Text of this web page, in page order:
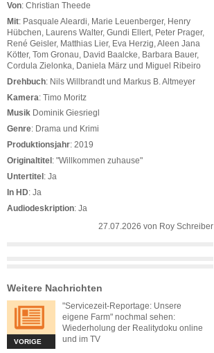
Von: Christian Theede
Mit: Pasquale Aleardi, Marie Leuenberger, Henry
Hübchen, Laurens Walter, Gundi Ellert, Peter Prager,
René Geisler, Matthias Lier, Eva Herzig, Aleen Jana
Kötter, Tom Gronau, David Baalcke, Barbara Bauer,
Cordula Zielonka, Daniela März und Miguel Ribeiro
Drehbuch: Nils Willbrandt und Markus B. Altmeyer
Kamera: Timo Moritz
Musik Dominik Giesriegl
Genre: Drama und Krimi
Produktionsjahr: 2019
Originaltitel : "Willkommen zuhause"
Untertitel : Ja
In HD: Ja
Audiodeskription: Ja
27.07.2026 von Roy Schreiber
Weitere Nachrichten
VORIGE
"Servicezeit-Reportage: Unsere
eigene Farm" nochmal sehen:
Wiederholung der Realitydoku online
und im TV